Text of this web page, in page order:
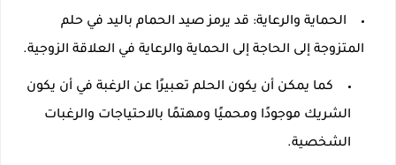
الحماية والرعاية: قد يرمز صيد الحمام باليد في حلم
المتزوجة إلى الحاجة إلى الحماية والرعاية في العلاقة الزوجية.
كما يمكن أن يكون الحلم تعبيرًا عن الرغبة في أن يكون
الشريك موجودًا ومحميًا ومهتمًا بالاحتياجات والرغبات
الشخصية.